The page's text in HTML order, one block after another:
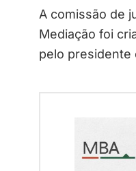
A comissão de
Mediação foi
pelo presidente